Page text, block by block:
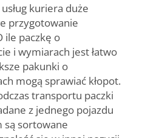
kuriera duże
przygotowanie
ile paczkę o
i wymiarach jest łatwo
pakunki o
mogą sprawiać kłopot.
transportu paczki
z jednego pojazdu
są sortowane